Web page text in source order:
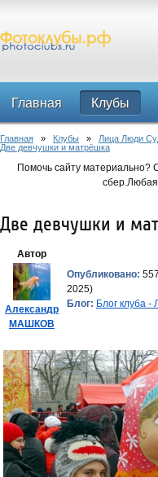
Главная Клубы
Форум
Главная » Клубы » Лица Люди
Две девчушки и матрёшка
Помочь сайту материально?
Две девчушки и
Автор
Александр
МАШКОВ
Опубликовано:
2025)
Блог: Блог клуба